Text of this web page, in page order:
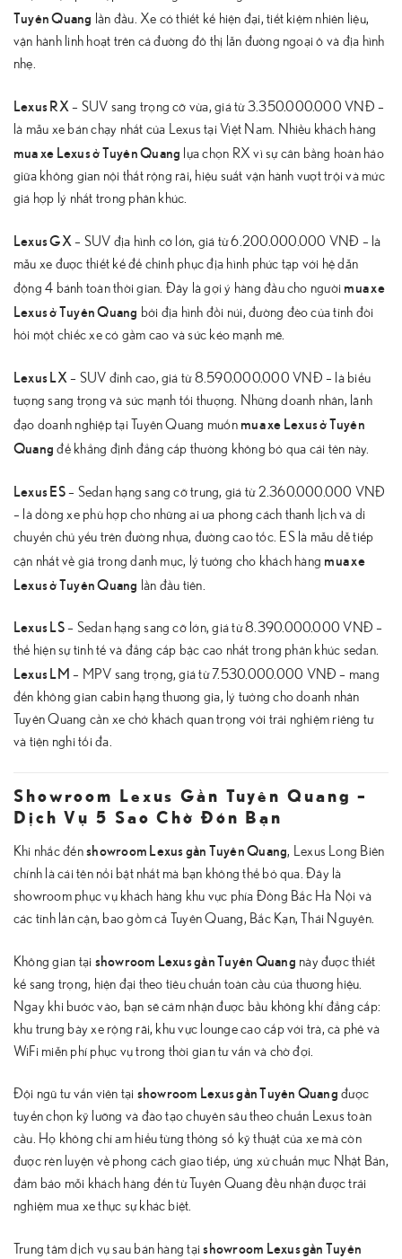
Tuyên Quang lần đầu. Xe có thiết kế hiện đại, tiết kiệm nhiên liệu,
vận hành linh hoạt trên cả đường đô thị lẫn đường ngoại ô và địa hình
nhẹ.
Lexus RX – SUV sang trọng cỡ vừa, giá từ 3.350.000.000 VNĐ –
là mẫu xe bán chạy nhất của Lexus tại Việt Nam. Nhiều khách hàng
mua xe Lexus ở Tuyên Quang lựa chọn RX vì sự cân bằng hoàn hảo
giữa không gian nội thất rộng rãi, hiệu suất vận hành vượt trội và mức
giá hợp lý nhất trong phân khúc.
Lexus GX – SUV địa hình cỡ lớn, giá từ 6.200.000.000 VNĐ – là
mẫu xe được thiết kế để chinh phục địa hình phức tạp với hệ dẫn
động 4 bánh toàn thời gian. Đây là gợi ý hàng đầu cho người mua xe
Lexus ở Tuyên Quang bởi địa hình đồi núi, đường đèo của tỉnh đòi
hỏi một chiếc xe có gầm cao và sức kéo mạnh mẽ.
Lexus LX – SUV đỉnh cao, giá từ 8.590.000.000 VNĐ – là biểu
tượng sang trọng và sức mạnh tối thượng. Những doanh nhân, lãnh
đạo doanh nghiệp tại Tuyên Quang muốn mua xe Lexus ở Tuyên
Quang để khẳng định đẳng cấp thường không bỏ qua cái tên này.
Lexus ES– Sedan hạng sang cỡ trung, giá từ 2.360.000.000 VNĐ
– là dòng xe phù hợp cho những ai ưa phong cách thanh lịch và di
chuyển chủ yếu trên đường nhựa, đường cao tốc. ES là mẫu dễ tiếp
cận nhất về giá trong danh mục, lý tưởng cho khách hàng mua xe
Lexus ở Tuyên Quang lần đầu tiên.
Lexus LS– Sedan hạng sang cỡ lớn, giá từ 8.390.000.000 VNĐ –
thể hiện sự tinh tế và đẳng cấp bậc cao nhất trong phân khúc sedan.
Lexus LM – MPV sang trọng, giá từ 7.530.000.000 VNĐ – mang
đến không gian cabin hạng thương gia, lý tưởng cho doanh nhân
Tuyên Quang cần xe chở khách quan trọng với trải nghiệm riêng tư
và tiện nghi tối đa.
Showroom Lexus Gần Tuyên Quang –
Dịch Vụ 5 Sao Chờ Đón Bạn
Khi nhắc đếnshowroom Lexus gần Tuyên Quang, Lexus Long Biên
chính là cái tên nổi bật nhất mà bạn không thể bỏ qua. Đây là
showroom phục vụ khách hàng khu vực phía Đông Bắc Hà Nội và
các tỉnh lân cận, bao gồm cả Tuyên Quang, Bắc Kạn, Thái Nguyên.
Không gian tại showroom Lexus gần Tuyên Quang này được thiết
kế sang trọng, hiện đại theo tiêu chuẩn toàn cầu của thương hiệu.
Ngay khi bước vào, bạn sẽ cảm nhận được bầu không khí đẳng cấp:
khu trưng bày xe rộng rãi, khu vực lounge cao cấp với trà, cà phê và
WiFi miễn phí phục vụ trong thời gian tư vấn và chờ đợi.
Đội ngũ tư vấn viên tại showroom Lexus gần Tuyên Quang được
tuyển chọn kỹ lưỡng và đào tạo chuyên sâu theo chuẩn Lexus toàn
cầu. Họ không chỉ am hiểu từng thông số kỹ thuật của xe mà còn
được rèn luyện về phong cách giao tiếp, ứng xử chuẩn mực Nhật Bản,
đảm bảo mỗi khách hàng đến từ Tuyên Quang đều nhận được trải
nghiệm mua xe thực sự khác biệt.
Trung tâm dịch vụ sau bán hàng tạishowroom Lexus gần Tuyên